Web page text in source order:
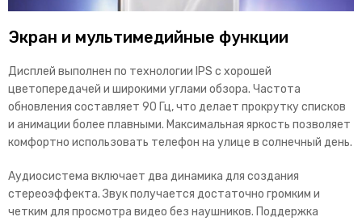
Экран и мультимедийные функции
Дисплей выполнен по технологии IPS с хорошей
цветопередачей и широкими углами обзора. Частота
обновления составляет 90 Гц, что делает прокрутку списков
и анимации более плавными. Максимальная яркость позволяет
комфортно использовать телефон на улице в солнечный день.
Аудиосистема включает два динамика для создания
стереоэффекта. Звук получается достаточно громким и
четким для просмотра видео без наушников. Поддержка